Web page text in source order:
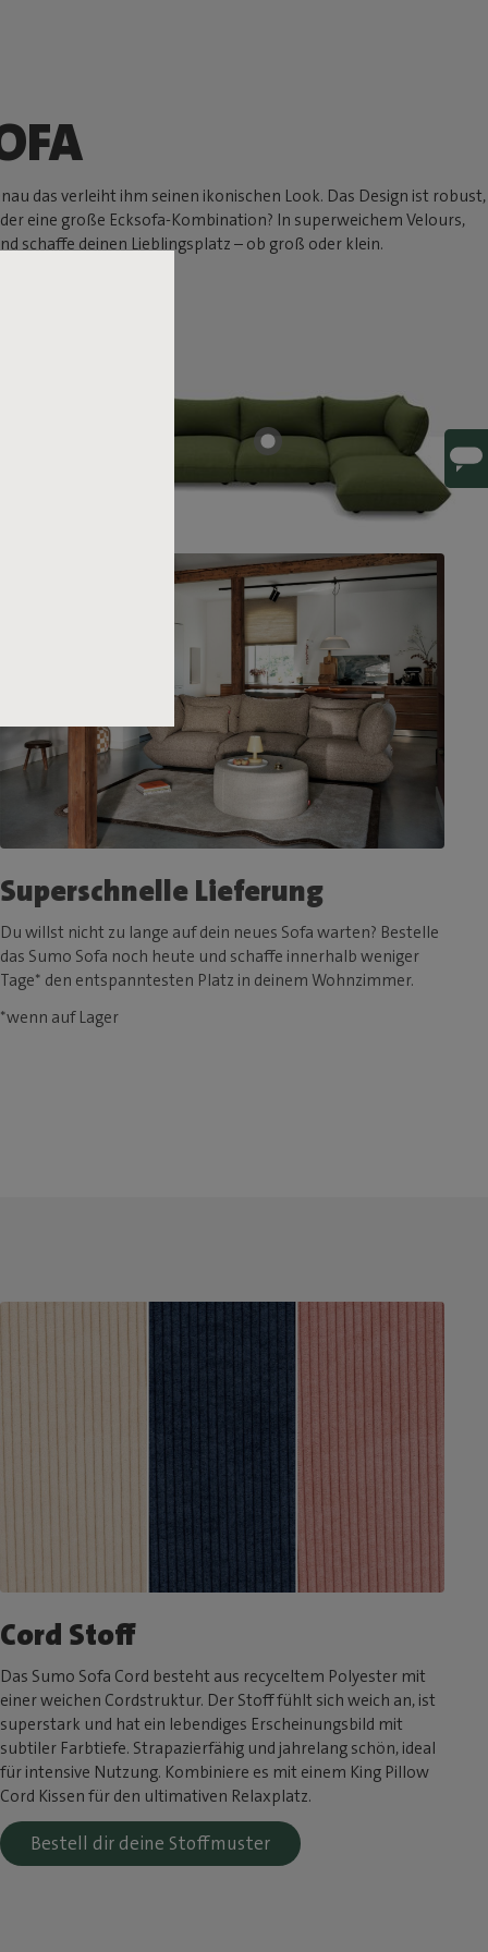
das verleiht ihm seinen ikonischen Look. Das Design ist robust,
eine große Ecksofa-Kombination? In superweichem Velours,
schaffe deinen Lieblingsplatz – ob groß oder klein.
Superschnelle Lieferung
Du willst nicht zu lange auf dein neues Sofa warten? Bestelle
das Sumo Sofa noch heute und schaffe innerhalb weniger
Tage* den entspanntesten Platz in deinem Wohnzimmer.
*wenn auf Lager
Cord Stoff
Das Sumo Sofa Cord besteht aus recyceltem Polyester mit
einer weichen Cordstruktur. Der Stoff fühlt sich weich an, ist
superstark und hat ein lebendiges Erscheinungsbild mit
subtiler Farbtiefe. Strapazierfähig und jahrelang schön, ideal
für intensive Nutzung. Kombiniere es mit einem King Pillow
Cord Kissen für den ultimativen Relaxplatz.
Bestell dir deine Stoffmuster